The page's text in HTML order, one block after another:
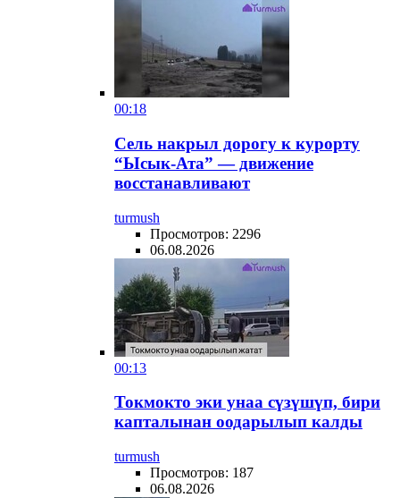
00:18
Сель накрыл дорогу к курорту
“Ысык-Ата” — движение
восстанавливают
turmush
Просмотров: 2296
06.08.2026
00:13
Токмокто эки унаа сүзүшүп, бири
капталынан оодарылып калды
turmush
Просмотров: 187
06.08.2026